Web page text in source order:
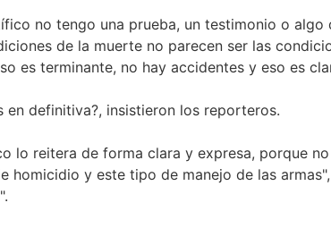
no tengo una prueba, un testimonio o algo
de la muerte no parecen ser las
es terminante, no hay accidentes y eso es
en definitiva?, insistieron los reporteros.
lo reitera de forma clara y expresa, porque
homicidio y este tipo de manejo de las